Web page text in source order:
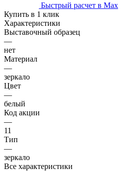
Быстрый расчет в Max
Купить в 1 клик
Характеристики
Выставочный образец
—
нет
Материал
—
зеркало
Цвет
—
белый
Код акции
—
11
Тип
—
зеркало
Все характеристики